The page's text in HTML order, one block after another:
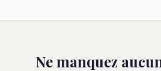
Ne manquez